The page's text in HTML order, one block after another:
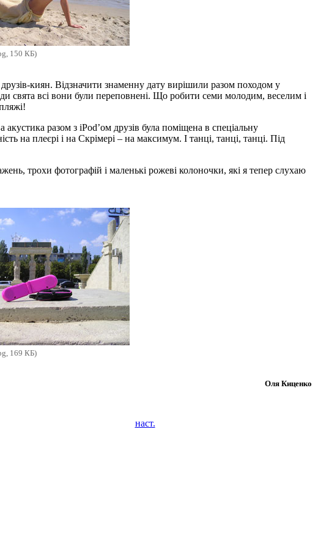
150 КБ)
киян. Відзначити знаменну дату вирішили разом походом у
свята всі вони були переповнені. Що робити семи молодим, веселим і
разом з iPod’ом друзів була поміщена в спеціальну
на плеєрі і на Скрімері – на максимум. І танці, танці, танці. Під
трохи фотографій і маленькі рожеві колоночки, які я тепер слухаю
169 КБ)
Оля Киценко
наст.